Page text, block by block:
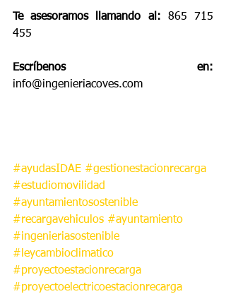
Te asesoramos llamando al: 865 715
455
info@ingenieriacoves.com
#ayudasIDAE #gestionestacionrecarga
#estudiomovilidad
#ayuntamientosostenible
#recargavehiculos #ayuntamiento
#ingenieriasostenible
#leycambioclimatico
#proyectoestacionrecarga
#proyectoelectricoestacionrecarga